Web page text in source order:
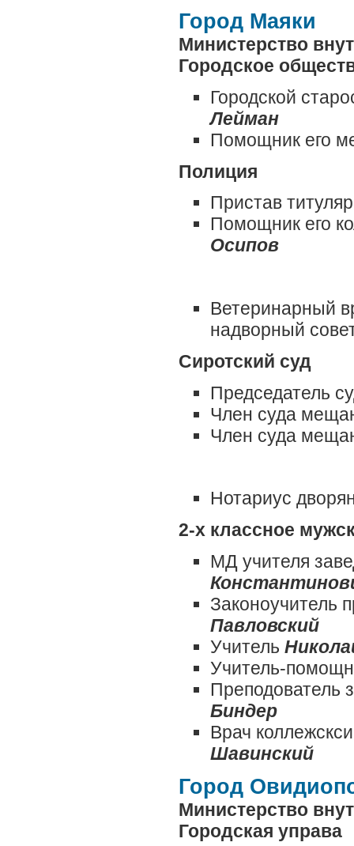
Город Маяки
Министерство
Городское
Городской
Лейман
Помощник его
Полиция
Пристав
Помощник его
Осипов
Ветеринарный
надворный
Сиротский суд
Председатель
Член суда
Член суда
Нотариус
2-х классное
МД учителя
Законоучитель
Павловский
Учитель
Учитель-
Преподователь
Биндер
Врач
Шавинский
Город
Министерство
Городская управа